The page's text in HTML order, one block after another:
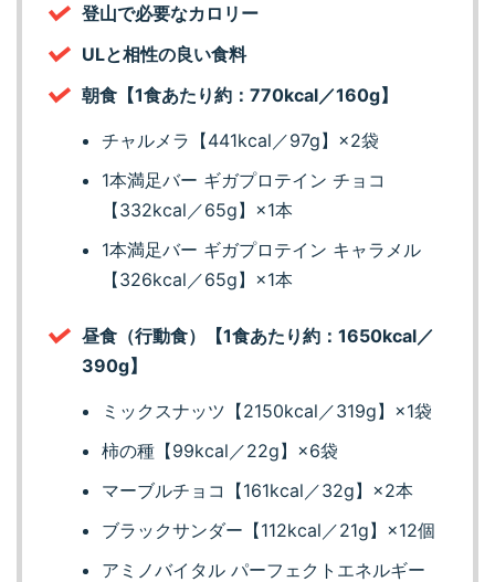
登山で必要なカロリー
ULと相性の良い食料
朝食【1食あたり約：770kcal／160g】
チャルメラ【441kcal／97g】×2袋
1本満足バー ギガプロテイン チョコ
【332kcal／65g】×1本
1本満足バー ギガプロテイン キャラメル
【326kcal／65g】×1本
昼食（行動食）【1食あたり約：1650kcal／
390g】
ミックスナッツ【2150kcal／319g】×1袋
柿の種【99kcal／22g】×6袋
マーブルチョコ【161kcal／32g】×2本
ブラックサンダー【112kcal／21g】×12個
アミノバイタル パーフェクトエネルギー